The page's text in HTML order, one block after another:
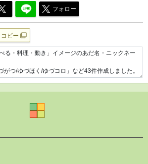
フォロー
コピー